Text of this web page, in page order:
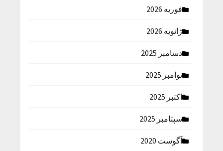
فوریه 2026
ژانویه 2026
دسامبر 2025
نوامبر 2025
اکتبر 2025
سپتامبر 2025
آگوست 2020